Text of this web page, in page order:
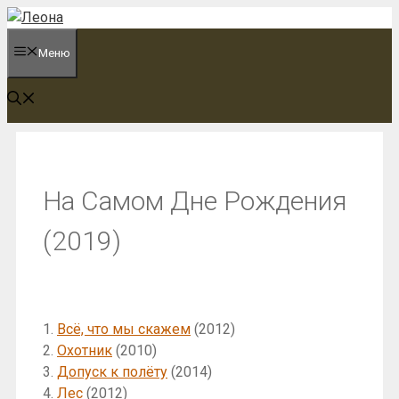
Перейти
содержимому
Меню
На Самом Дне Рождения
(2019)
1. Всё, что мы скажем (2012)
2. Охотник (2010)
3. Допуск к полёту (2014)
4. Лес (2012)